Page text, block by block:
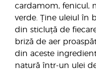
cardamom, fenicul,
verde. Ține uleiul în
din sticluță de
briză de aer
din aceste
natură într-un ulei